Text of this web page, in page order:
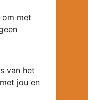
met
van het
jou en